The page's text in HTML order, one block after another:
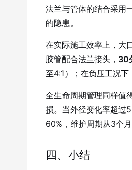
法兰与管体的结合采用
的隐患。
在实际施工效率上，大
胶管配合法兰接头， 30
至4:1）；在负压工况下
全生命周期管理同样值
损。当外径变化率超过
60%，维护周期从3个
四、小结